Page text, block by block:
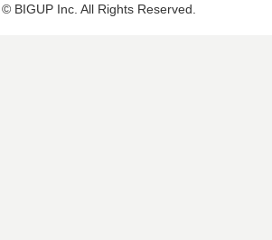
BIGUP Inc. All Rights Reserved.